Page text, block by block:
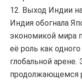
12. Выход Индии
Индия обогнала
экономикой мира
её роль как
глобальной
продолжающемся